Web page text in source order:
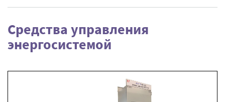
Средства управления
энергосистемой